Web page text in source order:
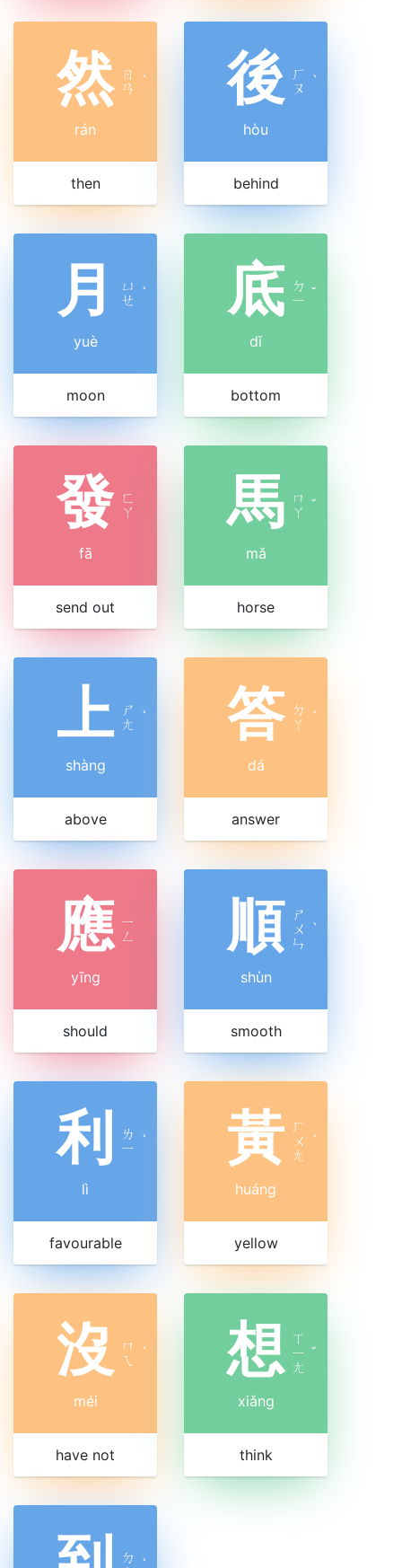
然 ㄖ
ㄢ ˊ
rán
then
後 ㄏ
ㄡ ˋ
hòu
behind
月
ㄩ
ㄝ ˋ
yuè
moon
底 ㄉ
ㄧ ˇ
dǐ
bottom
發 ㄈ
ㄚ
fā
send out
馬 ㄇ
ㄚ ˇ
mǎ
horse
上 ㄕ
ㄤ ˋ
shàng
above
答 ㄉ
ㄚ ˊ
dá
answer
應 ㄧ
ㄥ
yīng
should
順 ㄕ
ㄨ
ㄣ
ˋ
shùn
smooth
利
ㄌ
ㄧ ˋ
lì
favourable
黃 ㄏ
ㄨ
ㄤ
ˊ
huáng
yellow
沒
ㄇ
ㄟ
ˊ
méi
have not
想 ㄒ
ㄧ
ㄤ
ˇ
xiǎng
think
ㄉ ˋ